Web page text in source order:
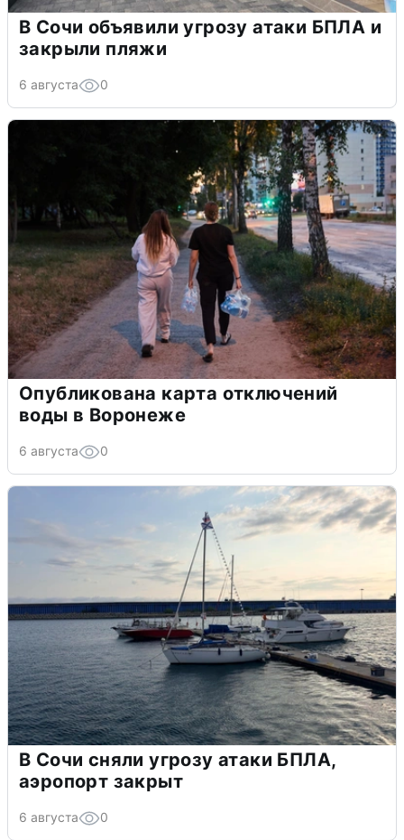
В Сочи объявили угрозу атаки БПЛА и
закрыли пляжи
6 августа 0
Опубликована карта отключений
воды в Воронеже
6 августа 0
В Сочи сняли угрозу атаки БПЛА,
аэропорт закрыт
6 августа 0